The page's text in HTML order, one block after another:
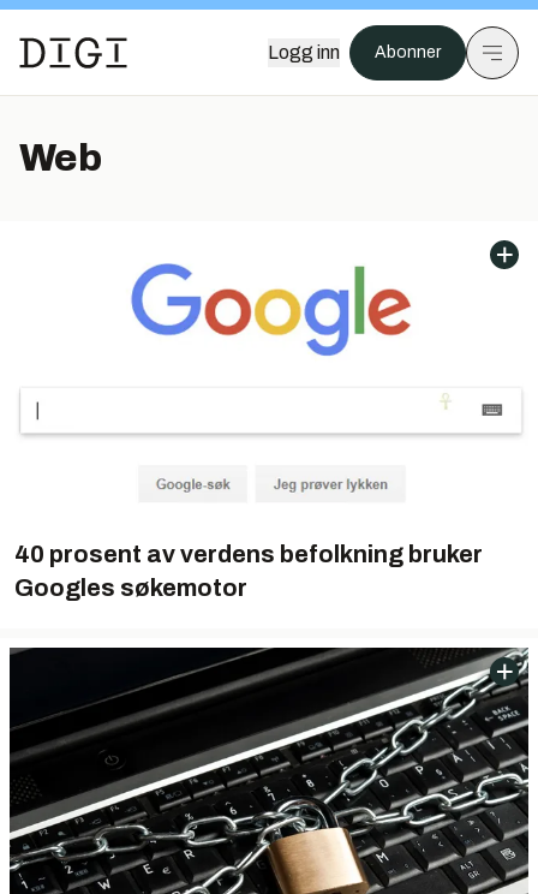
Logg inn Abonner
Web
40 prosent av verdens befolkning bruker
Googles søkemotor